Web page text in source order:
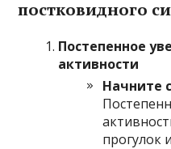
постковидного
Постепенное
активности
Начните
прогулок